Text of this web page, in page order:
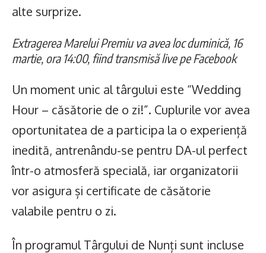
alte surprize.
Extragerea Marelui Premiu va avea loc duminică, 16
martie, ora 14:00, fiind transmisă live pe Facebook
Un moment unic al târgului este “Wedding
Hour – căsătorie de o zi!”. Cuplurile vor avea
oportunitatea de a participa la o experiență
inedită, antrenându-se pentru DA-ul perfect
într-o atmosferă specială, iar organizatorii
vor asigura și certificate de căsătorie
valabile pentru o zi.
În programul Târgului de Nunți sunt incluse